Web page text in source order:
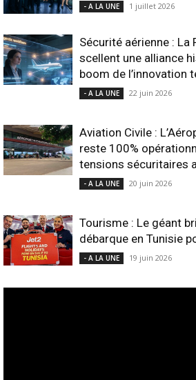
- A LA UNE 1 juillet 2026
Sécurité aérienne : La
scellent une alliance
boom de l’innovation
- A LA UNE 22 juin 2026
Aviation Civile :
reste 100%
tensions sécuritaires
- A LA UNE 20 juin 2026
Tourisme : Le géant
débarque en Tunisie
- A LA UNE 19 juin 2026